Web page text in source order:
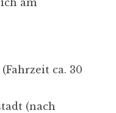
ca. 30
(nach